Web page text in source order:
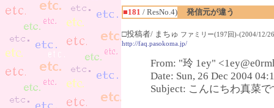
■181 / ResNo.4) 発信元が違う
□投稿者/ まちゅ ファミリー(197回)-(2004/12/
http://faq.pasokoma.jp/
From: "玲 1ey"
Date: Sun, 26 Dec 2004
Subject: こんにちわ真菜